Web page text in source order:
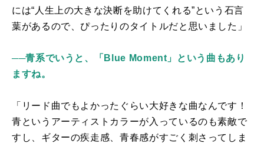
には“人生上の大きな決断を助けてくれる”という石言
葉があるので、ぴったりのタイトルだと思いました」
──青系でいうと、「Blue Moment」という曲もあり
ますね。
「リード曲でもよかったぐらい大好きな曲なんです！
青というアーティストカラーが入っているのも素敵で
すし、ギターの疾走感、青春感がすごく刺さってしま